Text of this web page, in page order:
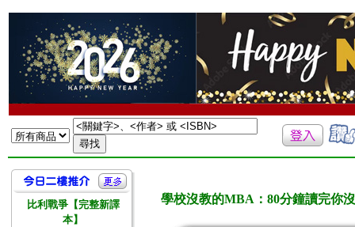
比利戰爭【完整新譯
本】
學校沒教的MBA：80分鐘讀完你